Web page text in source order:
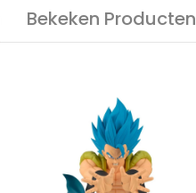
Bekeken Producten